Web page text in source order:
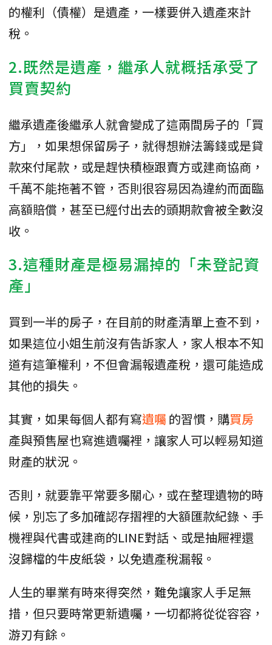
的權利（債權）是遺產，一樣要併入遺產來計
稅。
2.既然是遺產，繼承人就概括承受了
買賣契約
繼承遺產後繼承人就會變成了這兩間房子的「買
方」，如果想保留房子，就得想辦法籌錢或是貸
款來付尾款，或是趕快積極跟賣方或建商協商，
千萬不能拖著不管，否則很容易因為違約而面臨
高額賠償，甚至已經付出去的頭期款會被全數沒
收。
3.這種財產是極易漏掉的「未登記資
產」
買到一半的房子，在目前的財產清單上查不到，
如果這位小姐生前沒有告訴家人，家人根本不知
道有這筆權利，不但會漏報遺產稅，還可能造成
其他的損失。
其實，如果每個人都有寫遺囑 的習慣，購買房
產與預售屋也寫進遺囑裡，讓家人可以輕易知道
財產的狀況。
否則，就要靠平常要多關心，或在整理遺物的時
候，別忘了多加確認存摺裡的大額匯款紀錄、手
機裡與代書或建商的LINE對話、或是抽屜裡還
沒歸檔的牛皮紙袋，以免遺產稅漏報。
人生的畢業有時來得突然，難免讓家人手足無
措，但只要時常更新遺囑，一切都將從從容容，
游刃有餘。